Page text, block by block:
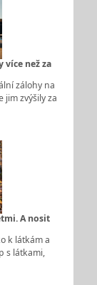
více než za
zálohy na
jim zvýšily za
A nosit
k látkám a
s látkami,